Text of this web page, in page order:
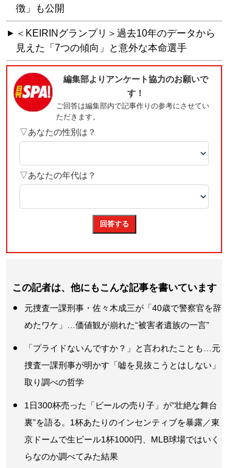
徴」も公開
＜KEIRINグランプリ＞過去10年のデータから
見えた「7つの傾向」と意外な本命選手
この記者は、他にもこんな記事を書いています
元捜査一課刑事・佐々木成三が「40歳で警察官を辞
めたワケ」…価値観が崩れた“被害者遺族の一言”
「プライドないんですか？」と言われたことも…元
捜査一課刑事が明かす「嘘を見抜こうとはしない」
取り調べの哲学
1日300杯売った「ビールの売り子」が“壮絶な舞台
裏”を語る。1杯あたりのインセンティブを暴露／東
京ドームで生ビール1杯1000円、MLB球場ではいく
らなのか調べてみた結果